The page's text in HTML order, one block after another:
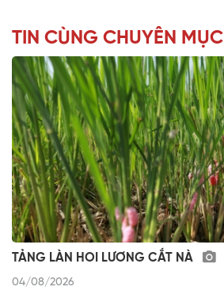
TIN CÙNG CHUYÊN MỤC
TẢNG LÀN HOI LƯƠNG CẮT NÀ
04/08/2026